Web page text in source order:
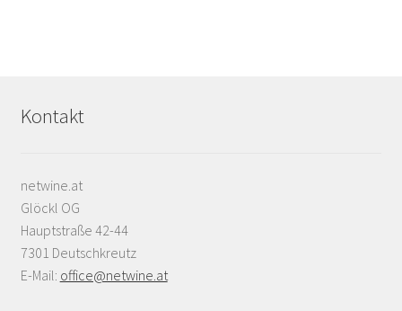
Kontakt
netwine.at
Glöckl OG
Hauptstraße 42-44
7301 Deutschkreutz
E-Mail: office@netwine.at